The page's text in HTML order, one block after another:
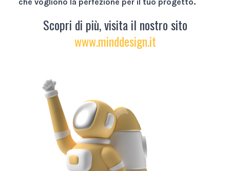
Scopri di più, visita il nostro sito
www.minddesign.it